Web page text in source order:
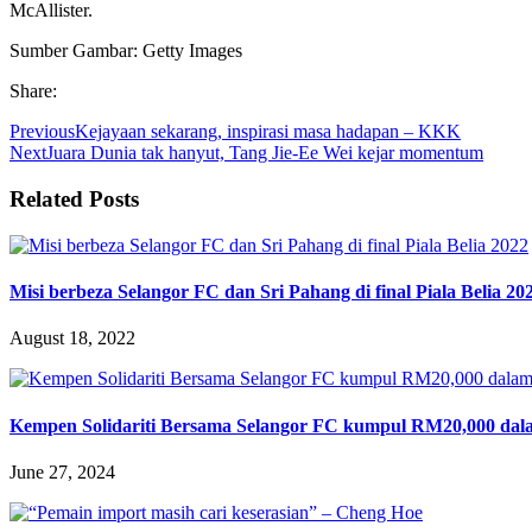
McAllister.
Sumber Gambar: Getty Images
Share:
PreviousKejayaan sekarang, inspirasi masa hadapan – KKK
NextJuara Dunia tak hanyut, Tang Jie-Ee Wei kejar momentum
Related Posts
Misi berbeza Selangor FC dan Sri Pahang di final Piala Belia
August 18, 2022
Kempen Solidariti Bersama Selangor FC kumpul RM20,000
June 27, 2024